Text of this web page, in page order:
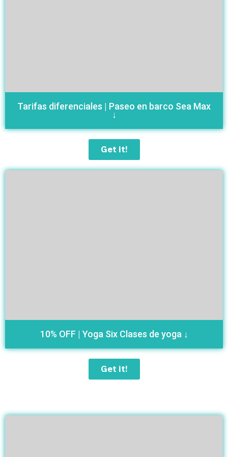
Tarifas diferenciales | Paseo en barco Sea Max
↓
Get it!
10% OFF | Yoga Six Clases de yoga ↓
Get it!